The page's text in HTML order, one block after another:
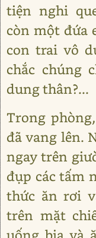
tiện nghi
còn một đứa
con trai vô
chắc chúng
dung thân?...
Trong
đã vang lên.
ngay trên
đụp các tấm
thức ăn rơi
trên mặt